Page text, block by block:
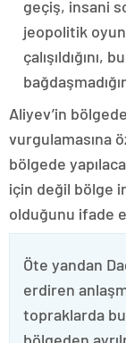
geçiş, insani
jeopolitik
çalışıldığını,
Aliyev’in
vurgulamasına
bölgede
için değil bölge
olduğunu ifade
Öte yandan
erdiren
topraklarda